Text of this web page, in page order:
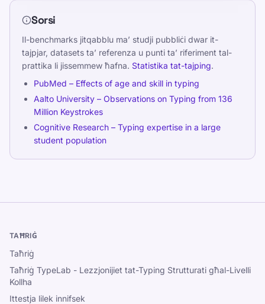
Sorsi
Il-benchmarks jitqabblu ma’ studji pubbliċi dwar it-
tajpjar, datasets ta’ referenza u punti ta’ riferiment tal-
prattika li jissemmew ħafna. Statistika tat-tajping.
PubMed – Effects of age and skill in typing
Aalto University – Observations on Typing from 136
Million Keystrokes
Cognitive Research – Typing expertise in a large
student population
TAĦRIĠ
Taħriġ
Taħriġ TypeLab - Lezzjonijiet tat-Typing Strutturati għal-Livelli
Kollha
Ittestja lilek innifsek